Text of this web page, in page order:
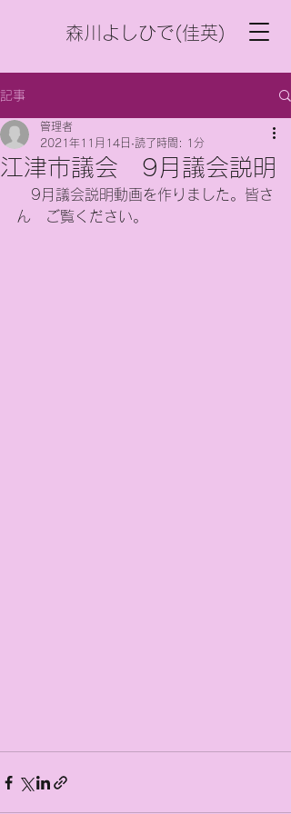
森川よしひで(佳英)
記事
江津市議会 9月議会説明
管理者
2021年11月14日 読了時間: 1分
9月議会説明動画を作りました。皆さ
ん　ご覧ください。